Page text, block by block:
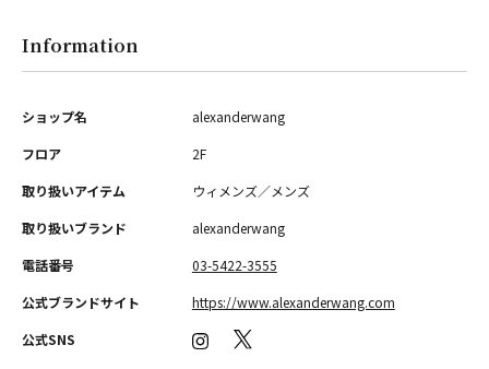
Information
ショップ名
alexanderwang
フロア
2F
取り扱いアイテム
ウィメンズ／メンズ
取り扱いブランド
alexanderwang
電話番号
03-5422-3555
公式ブランドサイト
https://www.alexanderwang.com
公式SNS